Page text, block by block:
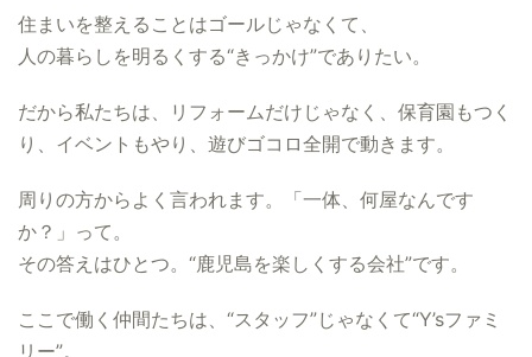
住まいを整えることはゴールじゃなくて、
人の暮らしを明るくする“きっかけ”でありたい。
だから私たちは、リフォームだけじゃなく、保育園もつく
り、イベントもやり、遊びゴコロ全開で動きます。
周りの方からよく言われます。「一体、何屋なんです
か？」って。
その答えはひとつ。“鹿児島を楽しくする会社”です。
ここで働く仲間たちは、“スタッフ”じゃなくて“Y’sファミ
リー”。